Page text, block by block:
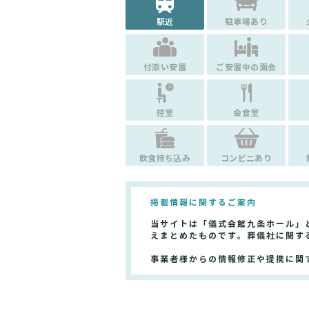
駅近 駐車場あり
付添い安置 ご安置中の面会
控室 会食室
飲食持ち込み コンビニあり
掲載情報に関するご案内
当サイトは「儀式会館九条ホール
えまとめたものです。葬儀社に関
事業者様からの情報修正や提携に